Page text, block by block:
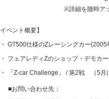
※詳細を随時ア
イベント概要】
GT500仕様のZレーシングカー
フェアレディZのショップ・デモカ
「Z-car Challenge」 / 第2戦 （5月
■お問い合わせ先：